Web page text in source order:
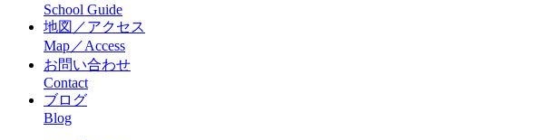
School Guide
地図／アクセス
Map／Access
お問い合わせ
Contact
ブログ
Blog